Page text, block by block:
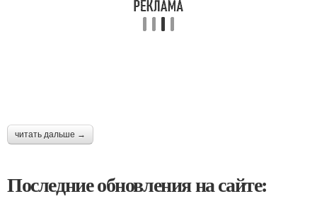
читать дальше →
Последние обновления на сайте: